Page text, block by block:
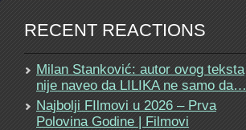
RECENT REACTIONS
Milan Stanković: autor ovog teksta
nije naveo da LILIKA ne samo da…
Najbolji FIlmovi u 2026 – Prva
Polovina Godine | Filmovi